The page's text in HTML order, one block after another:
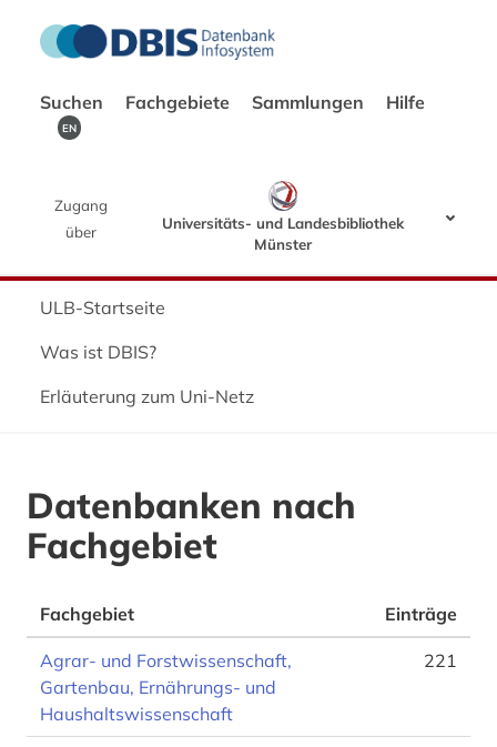
Suchen Fachgebiete Sammlungen Hilfe
EN
Zugang
über
Universitäts- und Landesbibliothek
Münster
ULB-Startseite
Was ist DBIS?
Erläuterung zum Uni-Netz
Datenbanken nach
Fachgebiet
Fachgebiet Einträge
Agrar- und Forstwissenschaft,
Gartenbau, Ernährungs- und
Haushaltswissenschaft
221